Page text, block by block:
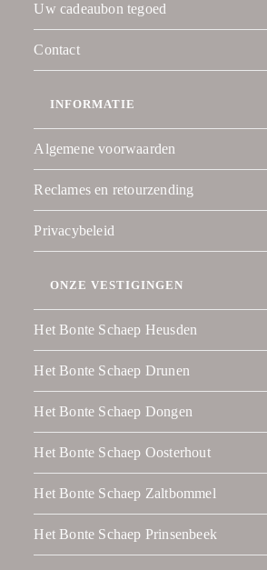
Uw cadeaubon tegoed
Contact
INFORMATIE
Algemene voorwaarden
Reclames en retourzending
Privacybeleid
ONZE VESTIGINGEN
Het Bonte Schaep Heusden
Het Bonte Schaep Drunen
Het Bonte Schaep Dongen
Het Bonte Schaep Oosterhout
Het Bonte Schaep Zaltbommel
Het Bonte Schaep Prinsenbeek